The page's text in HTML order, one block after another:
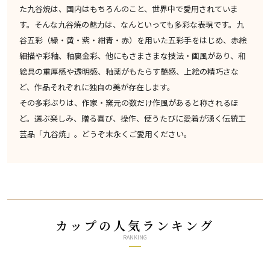
た九谷焼は、国内はもちろんのこと、世界中で愛用されていま
す。そんな九谷焼の魅力は、なんといっても多彩な表現です。九
谷五彩（緑・黄・紫・紺青・赤）を用いた五彩手をはじめ、赤絵
細描や彩釉、釉裏金彩、他にもさまさまな技法・画風があり、和
絵具の重厚感や透明感、釉薬がもたらす艶感、上絵の精巧さな
ど、作品それぞれに独自の美が存在します。
その多彩ぶりは、作家・窯元の数だけ作風があると称されるほ
ど。選ぶ楽しみ、贈る喜び、操作、使うたびに愛着が湧く伝統工
芸品「九谷焼」。どうぞ末永くご愛用ください。
カップの人気ランキング
RANKING